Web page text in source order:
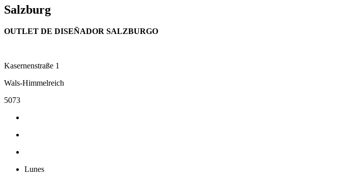
Salzburg
OUTLET DE DISEÑADOR SALZBURGO
Kasernenstraße 1
Wals-Himmelreich
5073
Lunes